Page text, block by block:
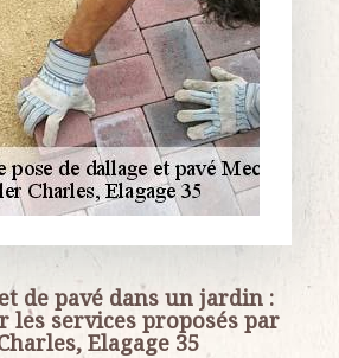
de pavé dans un jardin :
services proposés par
Elagage 35